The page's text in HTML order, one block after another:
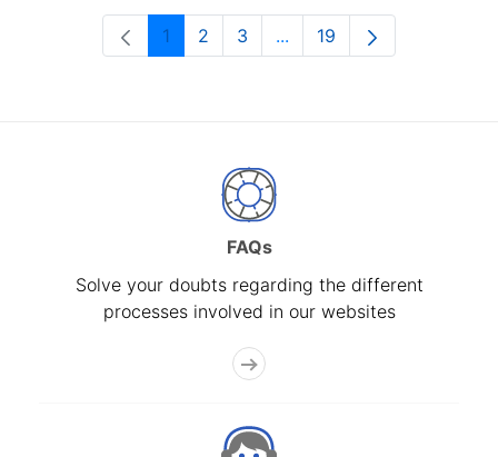
Page
1 Page
2 Page
3 ...Intermediate Pages Use
Page
19
FAQs
Solve your doubts regarding the different
processes involved in our websites